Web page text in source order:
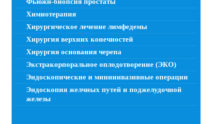
Фьюжн-биопсия простаты
Химиотерапия
Хирургическое лечение лимфедемы
Хирургия верхних конечностей
Хирургия основания черепа
Экстракорпоральное оплодотворение (ЭКО)
Эндоскопические и миниинвазивные операции
Эндоскопия желчных путей и поджелудочной
железы